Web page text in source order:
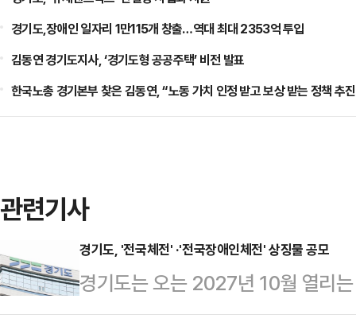
경기도,장애인 일자리 1만115개 창출…역대 최대 2353억 투입
김동연 경기도지사, ‘경기도형 공공주택’ 비전 발표
한국노총 경기본부 찾은 김동연, “노동 가치 인정 받고 보상 받는 정책 추
관련기사
경기도, '전국체전' ·'전국장애인체전' 상징물 공모
경기도는 오는 2027년 10월 열리
국장애인체육대회’의 성공적인 개